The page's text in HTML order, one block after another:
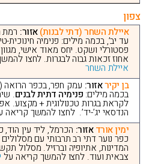
צפון
איילת השחר (דתי לבנות)אזור: רמת
עד יב’, בכמה מילים: פנימיה
פסטורלי ושקט. יחס מאוד אישי,
אחוז זכאות גבוה לבגרות. לחצו
איילת השחר
בן יקיראזור: עמק חפר, בכפר הרואה
בכמה מילים: פנימיה דתית לבנים.
לקראת בגרות טכנולוגית + מקצוע.
הנדסאי יג’-יד’. לחצו להמשך קריאה
ימין אורדאזור: הכרמל, ליד עין הוד,
כפר נוער דתי רב תרבותי עם
המדינות, אתיופיה וברזיל. מסלול
צבאית ועוד. לחצו להמשך קריאה על